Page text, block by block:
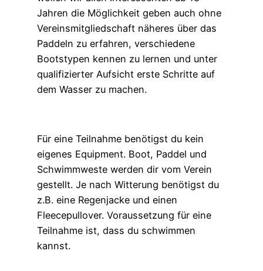
Jahren die Möglichkeit geben auch ohne
Vereinsmitgliedschaft näheres über das
Paddeln zu erfahren, verschiedene
Bootstypen kennen zu lernen und unter
qualifizierter Aufsicht erste Schritte auf
dem Wasser zu machen.
Für eine Teilnahme benötigst du kein
eigenes Equipment. Boot, Paddel und
Schwimmweste werden dir vom Verein
gestellt. Je nach Witterung benötigst du
z.B. eine Regenjacke und einen
Fleecepullover. Voraussetzung für eine
Teilnahme ist, dass du schwimmen
kannst.